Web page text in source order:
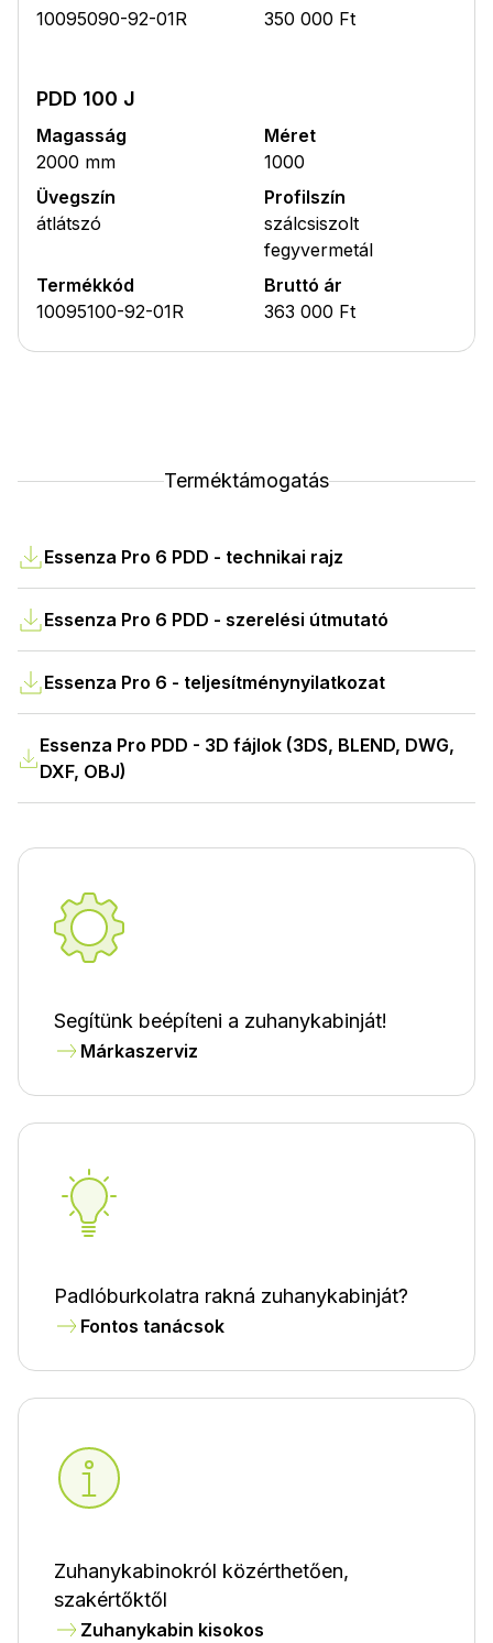
10095090-92-01R
350 000 Ft
PDD 100 J
Magasság
2000 mm
Méret
1000
Üvegszín
átlátszó
Profilszín
szálcsiszolt
fegyvermetál
Termékkód
10095100-92-01R
Bruttó ár
363 000 Ft
Terméktámogatás
Essenza Pro 6 PDD - technikai rajz
Essenza Pro 6 PDD - szerelési útmutató
Essenza Pro 6 - teljesítménynyilatkozat
Essenza Pro PDD - 3D fájlok (3DS, BLEND, DWG,
DXF, OBJ)
Segítünk beépíteni a zuhanykabinját!
Márkaszerviz
Padlóburkolatra rakná zuhanykabinját?
Fontos tanácsok
Zuhanykabinokról közérthetően,
szakértőktől
Zuhanykabin kisokos